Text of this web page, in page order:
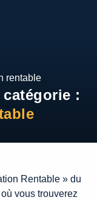
rentable
:
Rentable » du
vous trouverez